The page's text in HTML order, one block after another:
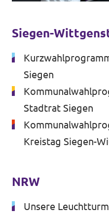
Presse
Mache bei uns mit!
Deine Spende für
Mach mit!
Siegen-
Siegen
Stadtrat Siegen
Kreistag Siegen-
NRW
Unsere